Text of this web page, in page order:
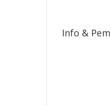
Info &